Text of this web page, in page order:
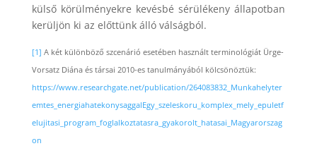
külső körülményekre kevésbé sérülékeny állapotban
kerüljön ki az előttünk álló válságból.
[1] A két különböző szcenárió esetében használt terminológiát Ürge-
Vorsatz Diána és társai 2010-es tanulmányából kölcsönöztük:
https://www.researchgate.net/publication/264083832_Munkahelyter
emtes_energiahatekonysaggalEgy_szeleskoru_komplex_mely_epuletf
elujitasi_program_foglalkoztatasra_gyakorolt_hatasai_Magyarorszag
on